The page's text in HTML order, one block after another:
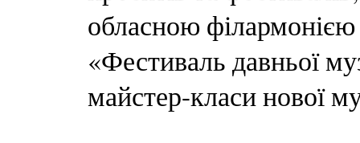
обласною
«Фестиваль давньої
майстер-класи нової